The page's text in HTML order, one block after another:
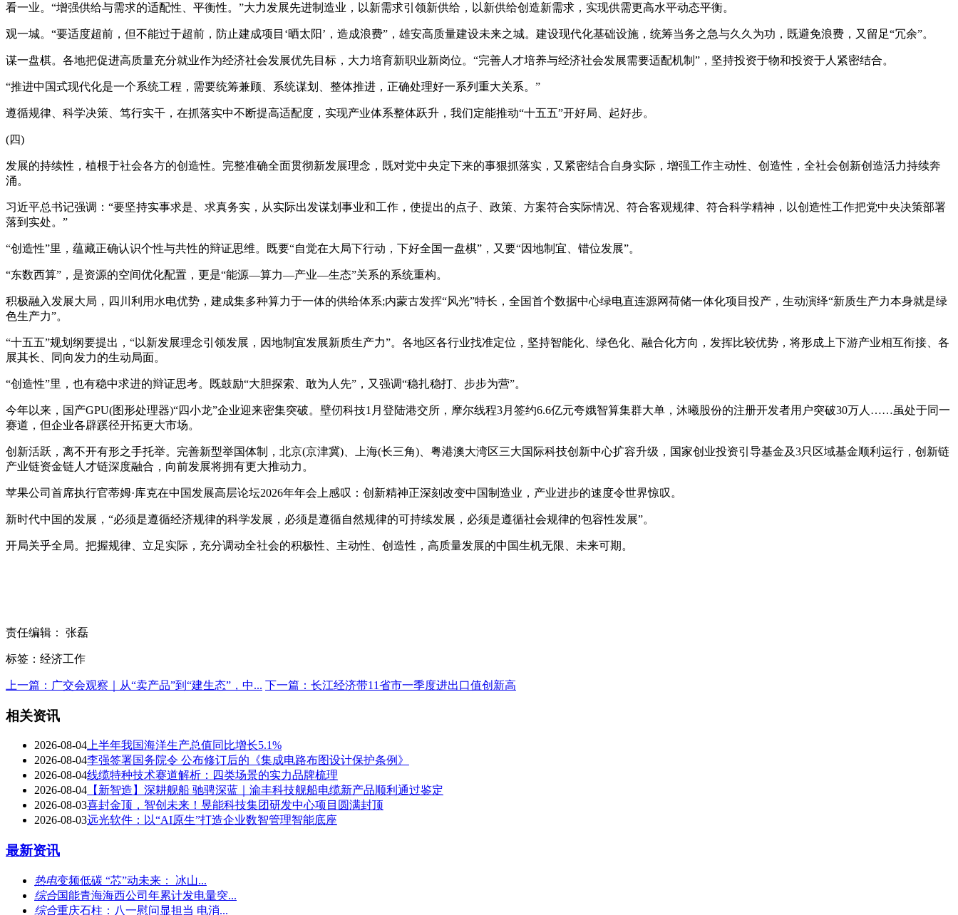
看一业。“增强供给与需求的适配性、平衡性。”大力发展先进制造业，以新需求引领新供给，以新供给创造新需求，实现供需更高水平动态平衡。
观一城。“要适度超前，但不能过于超前，防止建成项目‘晒太阳’，造成浪费”，雄安高质量建设未来之城。建设现代化基础设施，统筹当务之急与久久为功，既避免浪费，又留足“冗余”。
谋一盘棋。各地把促进高质量充分就业作为经济社会发展优先目标，大力培育新职业新岗位。“完善人才培养与经济社会发展需要适配机制”，坚持投资于物和投资于人紧密结合。
“推进中国式现代化是一个系统工程，需要统筹兼顾、系统谋划、整体推进，正确处理好一系列重大关系。”
遵循规律、科学决策、笃行实干，在抓落实中不断提高适配度，实现产业体系整体跃升，我们定能推动“十五五”开好局、起好步。
(四)
发展的持续性，植根于社会各方的创造性。完整准确全面贯彻新发展理念，既对党中央定下来的事狠抓落实，又紧密结合自身实际，增强工作主动性、创造性，全社会创新创造活力持续奔
涌。
习近平总书记强调：“要坚持实事求是、求真务实，从实际出发谋划事业和工作，使提出的点子、政策、方案符合实际情况、符合客观规律、符合科学精神，以创造性工作把党中央决策部署
落到实处。”
“创造性”里，蕴藏正确认识个性与共性的辩证思维。既要“自觉在大局下行动，下好全国一盘棋”，又要“因地制宜、错位发展”。
“东数西算”，是资源的空间优化配置，更是“能源—算力—产业—生态”关系的系统重构。
积极融入发展大局，四川利用水电优势，建成集多种算力于一体的供给体系;内蒙古发挥“风光”特长，全国首个数据中心绿电直连源网荷储一体化项目投产，生动演绎“新质生产力本身就是绿
色生产力”。
“十五五”规划纲要提出，“以新发展理念引领发展，因地制宜发展新质生产力”。各地区各行业找准定位，坚持智能化、绿色化、融合化方向，发挥比较优势，将形成上下游产业相互衔接、各
展其长、同向发力的生动局面。
“创造性”里，也有稳中求进的辩证思考。既鼓励“大胆探索、敢为人先”，又强调“稳扎稳打、步步为营”。
今年以来，国产GPU(图形处理器)“四小龙”企业迎来密集突破。壁仞科技1月登陆港交所，摩尔线程3月签约6.6亿元夸娥智算集群大单，沐曦股份的注册开发者用户突破30万人……虽处于同一
赛道，但企业各辟蹊径开拓更大市场。
创新活跃，离不开有形之手托举。完善新型举国体制，北京(京津冀)、上海(长三角)、粤港澳大湾区三大国际科技创新中心扩容升级，国家创业投资引导基金及3只区域基金顺利运行，创新链
产业链资金链人才链深度融合，向前发展将拥有更大推动力。
苹果公司首席执行官蒂姆·库克在中国发展高层论坛2026年年会上感叹：创新精神正深刻改变中国制造业，产业进步的速度令世界惊叹。
新时代中国的发展，“必须是遵循经济规律的科学发展，必须是遵循自然规律的可持续发展，必须是遵循社会规律的包容性发展”。
开局关乎全局。把握规律、立足实际，充分调动全社会的积极性、主动性、创造性，高质量发展的中国生机无限、未来可期。
责任编辑： 张磊
标签：经济工作
上一篇：广交会观察｜从“卖产品”到“建生态”，中... 下一篇：长江经济带11省市一季度进出口值创新高
相关资讯
2026-08-04 上半年我国海洋生产总值同比增长5.1%
2026-08-04李强签署国务院令 公布修订后的《集成电路布图设计保护条例》
2026-08-04线缆特种技术赛道解析：四类场景的实力品牌梳理
2026-08-04 【新智造】深耕舰船 驰骋深蓝｜渝丰科技舰船电缆新产品顺利通过鉴定
2026-08-03喜封金顶，智创未来！昱能科技集团研发中心项目圆满封顶
2026-08-03远光软件：以“AI原生”打造企业数智管理智能底座
最新资讯
热电变频低碳 “芯”动未来： 冰山...
综合国能青海海西公司年累计发电量突...
综合重庆石柱：八一慰问显担当 电消...